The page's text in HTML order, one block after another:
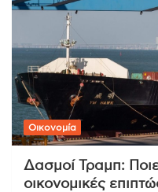
Οικονομία
Δασμοί Τραμπ:
οικονομικές